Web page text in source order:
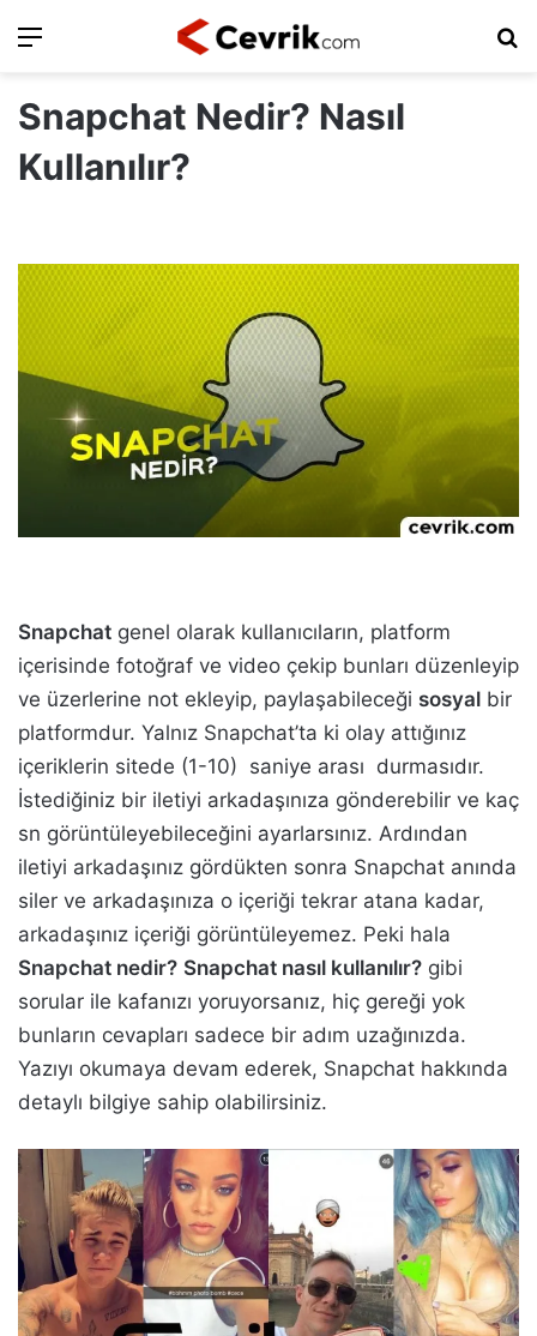
Ara
Snapchat Nedir? Nasıl
Kullanılır?
Snapchat genel olarak kullanıcıların, platform
içerisinde fotoğraf ve video çekip bunları düzenleyip
ve üzerlerine not ekleyip, paylaşabileceği sosyal bir
platformdur. Yalnız Snapchat’ta ki olay attığınız
içeriklerin sitede (1-10) saniye arası durmasıdır.
İstediğiniz bir iletiyi arkadaşınıza gönderebilir ve kaç
sn görüntüleyebileceğini ayarlarsınız. Ardından
iletiyi arkadaşınız gördükten sonra Snapchat anında
siler ve arkadaşınıza o içeriği tekrar atana kadar,
arkadaşınız içeriği görüntüleyemez. Peki hala
Snapchat nedir? Snapchat nasıl kullanılır? gibi
sorular ile kafanızı yoruyorsanız, hiç gereği yok
bunların cevapları sadece bir adım uzağınızda.
Yazıyı okumaya devam ederek, Snapchat hakkında
detaylı bilgiye sahip olabilirsiniz.